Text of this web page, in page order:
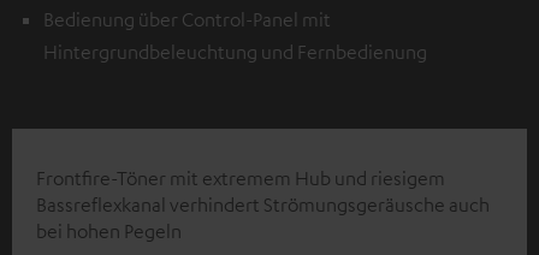
Bedienung über Control-Panel mit
Hintergrundbeleuchtung und Fernbedienung
Frontfire-Töner mit extremem Hub und riesigem
Bassreflexkanal verhindert Strömungsgeräusche auch
bei hohen Pegeln